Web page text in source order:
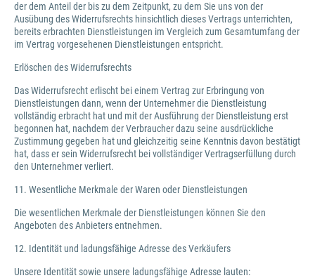
der dem Anteil der bis zu dem Zeitpunkt, zu dem Sie uns von der
Ausübung des Widerrufsrechts hinsichtlich dieses Vertrags unterrichten,
bereits erbrachten Dienstleistungen im Vergleich zum Gesamtumfang der
im Vertrag vorgesehenen Dienstleistungen entspricht.
Erlöschen des Widerrufsrechts
Das Widerrufsrecht erlischt bei einem Vertrag zur Erbringung von
Dienstleistungen dann, wenn der Unternehmer die Dienstleistung
vollständig erbracht hat und mit der Ausführung der Dienstleistung erst
begonnen hat, nachdem der Verbraucher dazu seine ausdrückliche
Zustimmung gegeben hat und gleichzeitig seine Kenntnis davon bestätigt
hat, dass er sein Widerrufsrecht bei vollständiger Vertragserfüllung durch
den Unternehmer verliert.
11. Wesentliche Merkmale der Waren oder Dienstleistungen
Die wesentlichen Merkmale der Dienstleistungen können Sie den
Angeboten des Anbieters entnehmen.
12. Identität und ladungsfähige Adresse des Verkäufers
Unsere Identität sowie unsere ladungsfähige Adresse lauten: